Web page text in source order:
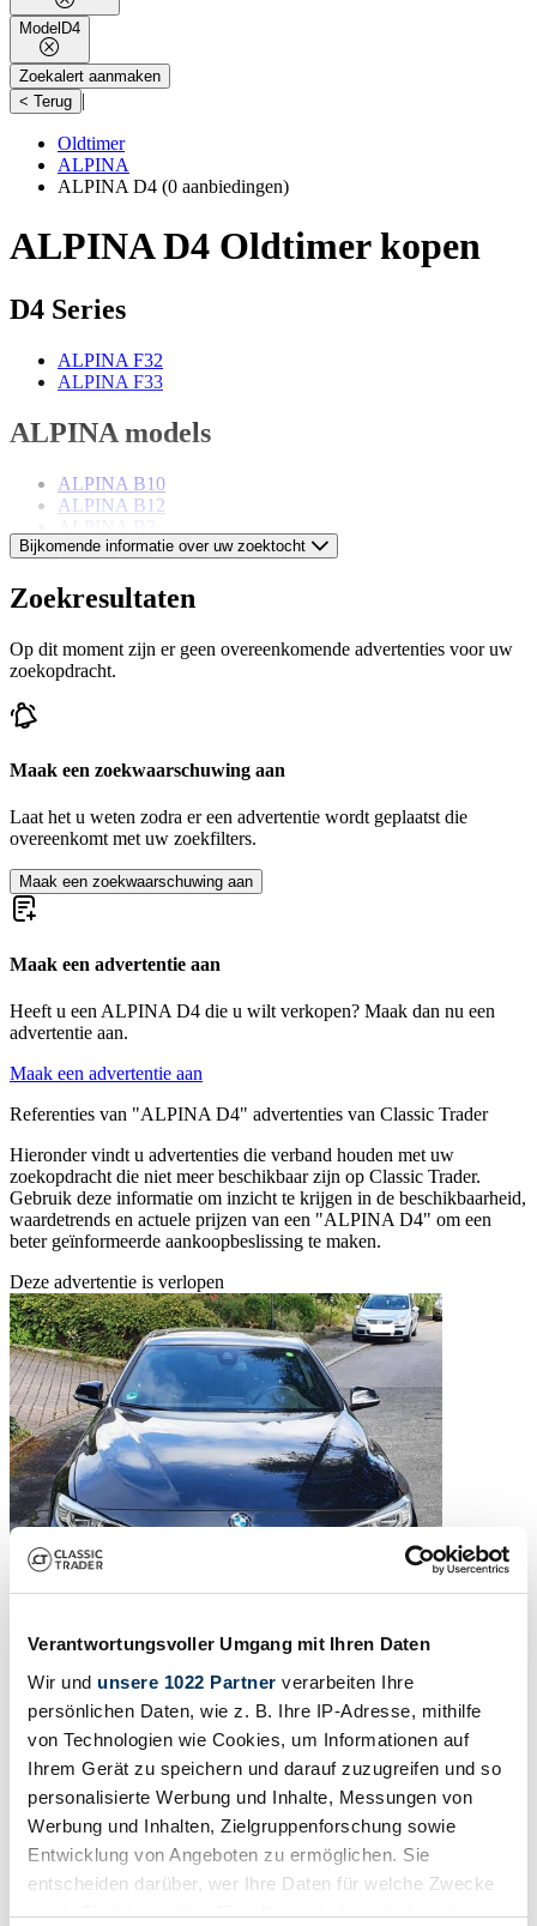
Verantwortungsvoller Umgang mit Ihren Daten
Wir und unsere 1022 Partner verarbeiten Ihre
persönlichen Daten, wie z. B. Ihre IP-Adresse, mithilfe
von Technologien wie Cookies, um Informationen auf
Ihrem Gerät zu speichern und darauf zuzugreifen und so
personalisierte Werbung und Inhalte, Messungen von
Werbung und Inhalten, Zielgruppenforschung sowie
Entwicklung von Angeboten zu ermöglichen. Sie
entscheiden darüber, wer Ihre Daten für welche Zwecke
nutzt. Sie können Ihre Einwilligung jederzeit über die
Model D4
Zoekalert aanmaken
< Terug |
Oldtimer
ALPINA
ALPINA D4 (0 aanbiedingen)
ALPINA D4 Oldtimer kopen
D4 Series
ALPINA F32
ALPINA F33
ALPINA models
ALPINA B10
ALPINA B12
ALPINA B5
ALPINA B7
ALPINA B9
Bijkomende informatie over uw zoektocht
Zoekresultaten
Op dit moment zijn er geen overeenkomende advertenties voor uw
zoekopdracht.
Maak een zoekwaarschuwing aan
Laat het u weten zodra er een advertentie wordt geplaatst die
overeenkomt met uw zoekfilters.
Maak een zoekwaarschuwing aan
Maak een advertentie aan
Heeft u een ALPINA D4 die u wilt verkopen? Maak dan nu een
advertentie aan.
Maak een advertentie aan
Referenties van "ALPINA D4" advertenties van Classic Trader
Hieronder vindt u advertenties die verband houden met uw
zoekopdracht die niet meer beschikbaar zijn op Classic Trader.
Gebruik deze informatie om inzicht te krijgen in de beschikbaarheid,
waardetrends en actuele prijzen van een "ALPINA D4" om een
beter geïnformeerde aankoopbeslissing te maken.
Deze advertentie is verlopen
2015 | ALPINA D4 Biturbo
| 10.772 km | Lavalina Leder | Time-Capsule
€ 79.0003 maanden geleden